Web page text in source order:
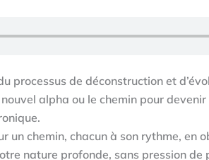
processus de déconstruction et
alpha ou le chemin pour
un chemin, chacun à son rythme, en
nature profonde, sans pression de